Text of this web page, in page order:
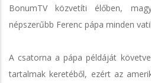
BonumTV közvetíti élőben,
népszerűbb Ferenc pápa minden
A csatorna a pápa példáját
tartalmak keretéből, ezért az